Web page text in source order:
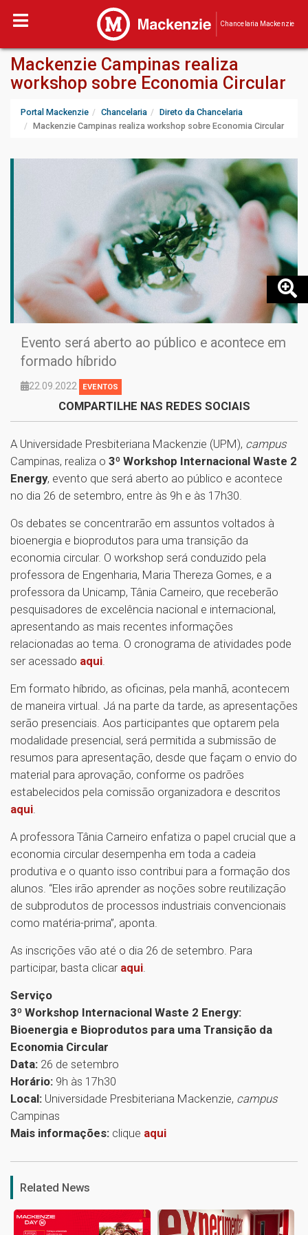
Chancelaria Mackenzie
Mackenzie Campinas realiza
workshop sobre Economia Circular
Portal Mackenzie Chancelaria
Direto da Chancelaria
Mackenzie Campinas realiza workshop sobre Economia Circular
Evento será aberto ao público e acontece em
formado híbrido
22.09.2022 EVENTOS
COMPARTILHE NAS REDES SOCIAIS
A Universidade Presbiteriana Mackenzie (UPM), campus
Campinas, realiza o 3º Workshop Internacional Waste 2
Energy, evento que será aberto ao público e acontece
no dia 26 de setembro, entre às 9h e às 17h30.
Os debates se concentrarão em assuntos voltados à
bioenergia e bioprodutos para uma transição da
economia circular. O workshop será conduzido pela
professora de Engenharia, Maria Thereza Gomes, e a
professora da Unicamp, Tânia Carneiro, que receberão
pesquisadores de excelência nacional e internacional,
apresentando as mais recentes informações
relacionadas ao tema. O cronograma de atividades pode
ser acessado aqui
Em formato híbrido, as oficinas, pela manhã, acontecem
de maneira virtual. Já na parte da tarde, as apresentações
serão presenciais. Aos participantes que optarem pela
modalidade presencial, será permitida a submissão de
resumos para apresentação, desde que façam o envio do
material para aprovação, conforme os padrões
estabelecidos pela comissão organizadora e descritos
aqui
A professora Tânia Carneiro enfatiza o papel crucial que a
economia circular desempenha em toda a cadeia
produtiva e o quanto isso contribui para a formação dos
alunos. “Eles irão aprender as noções sobre reutilização
de subprodutos de processos industriais convencionais
como matéria-prima”, aponta.
As inscrições vão até o dia 26 de setembro. Para
participar, basta clicar aqui
Serviço
3º Workshop Internacional Waste 2 Energy:
Bioenergia e Bioprodutos para uma Transição da
Economia Circular
Data: 26 de setembro
Horário: 9h às 17h30
Local: Universidade Presbiteriana Mackenzie, campus
Campinas
Mais informações: clique aqui
1
Related News